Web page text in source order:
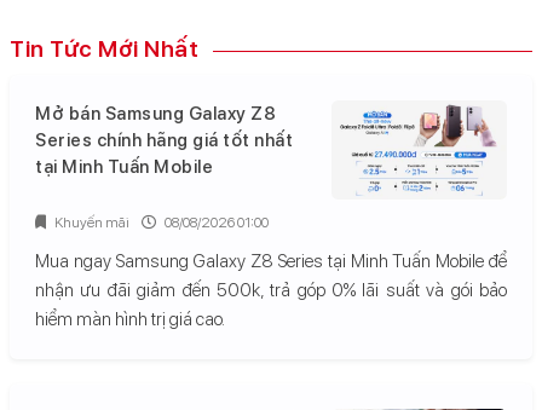
Tin Tức Mới Nhất
Mở bán Samsung Galaxy Z8
Series chính hãng giá tốt nhất
tại Minh Tuấn Mobile
Mua ngay Samsung Galaxy Z8 Series tại Minh Tuấn Mobile để
nhận ưu đãi giảm đến 500k, trả góp 0% lãi suất và gói bảo
hiểm màn hình trị giá cao.
Khuyến mãi 08/08/2026 01:00